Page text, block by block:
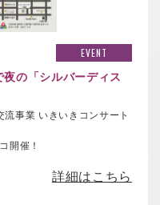
EVENT
夜の 「シルバーディス
流事業 いきいきコンサート
開催！
詳細はこちら